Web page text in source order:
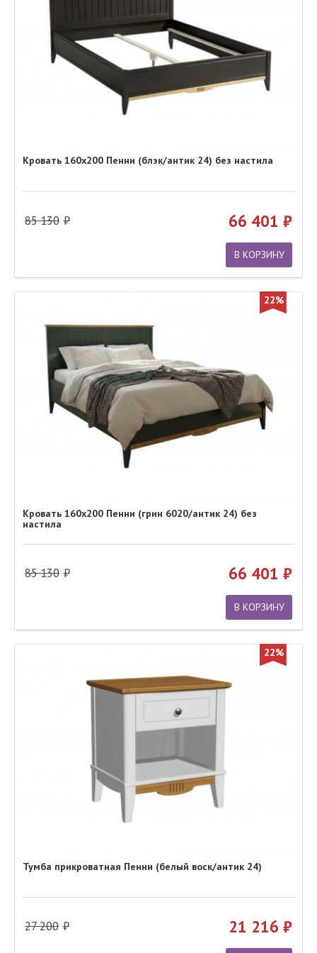
Кровать 160х200 Пенни (блэк/антик 24) без настила
85 130 66 401
В КОРЗИНУ
22%
Кровать 160х200 Пенни (грин 6020/антик 24) без
настила
85 130 66 401
В КОРЗИНУ
22%
Тумба прикроватная Пенни (белый воск/антик 24)
27 200 21 216